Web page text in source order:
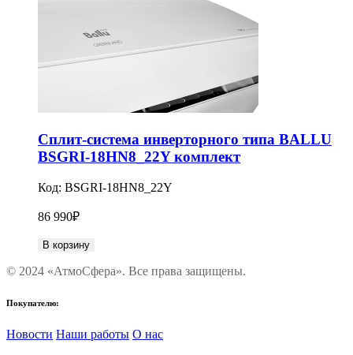
Сплит-система инверторного типа BALLU
BSGRI-18HN8_22Y комплект
Код: BSGRI-18HN8_22Y
86 990₽
В корзину
© 2024 «АтмоСфера». Все права защищены.
Покупателю:
Новости Наши работы О нас